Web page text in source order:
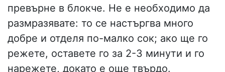
превърне в блокче. Не е необходимо да
размразявате: то се настъргва много
добре и отделя по-малко сок; ако ще го
режете, оставете го за 2-3 минути и го
нарежете, докато е още твърдо.